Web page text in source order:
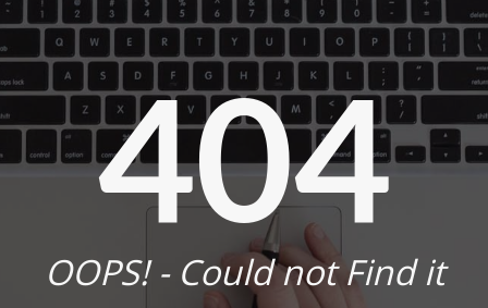
404
OOPS! - Could not Find it